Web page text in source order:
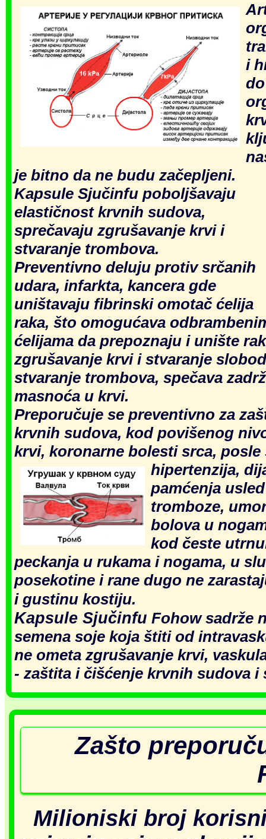
Аr
i
je bitno dа ne budu začepljeni.
Kapsule Sjučinfu poboljšavaju
elastičnost krvnih sudova,
sprečavaju zgrušavanje krvi i
stvaranje trombova.
Preventivno deluju protiv srčanih
udara, infarkta, kancera gde
uništavaju fibrinski omotač ćelija
raka, što omogućava
ćelijama da prepoznaju i unište
zgrušavanje krvi i stvaranje
stvaranje trombova, spečava
masnoća u krvi.
Preporučuje se preventivno za
krvnih sudova, kodpovišenog
krvi, koronarne bolesti srca,
hipertenzija, dij
pamćenja
tromboze,
bolova u
kod česte
peckanja u rukama i nogama, u
posekotine i rane dugo ne
i gustinu kostiju.
Kapsule Sjučinfu Fohow sadrže
semena soje koja štiti od
ne ometa zgrušavanje krvi,
- zaštita i čišćenje krvnih sudova i
Zašto
Milioniski broj